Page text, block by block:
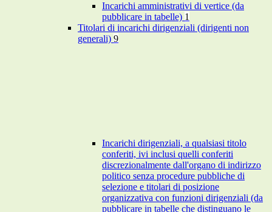
Incarichi amministrativi di vertice (da
pubblicare in tabelle) 1
Titolari di incarichi dirigenziali (dirigenti non
generali) 9
Incarichi dirigenziali, a qualsiasi titolo
conferiti, ivi inclusi quelli conferiti
discrezionalmente dall'organo di indirizzo
politico senza procedure pubbliche di
selezione e titolari di posizione
organizzativa con funzioni dirigenziali (da
pubblicare in tabelle che distinguano le